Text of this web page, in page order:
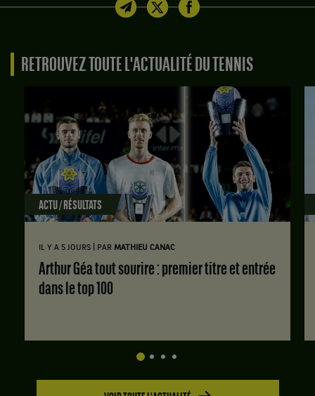
RETROUVEZ TOUTE L'ACTUALITÉ DU TENNIS
ACTU / RÉSULTATS
IL Y A 5 JOURS PAR MATHIEU CANAC
Arthur Géa tout sourire : premier titre et entrée
dans le top 100